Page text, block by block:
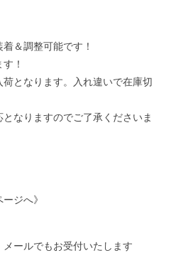
＆調整可能です！
！
となります。入れ違いで在庫切
なりますのでご了承くださいま
ジへ》
ールでもお受付いたします